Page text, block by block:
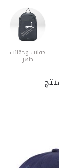
حقائب وحقائب
ظهر